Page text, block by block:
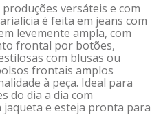
versáteis e com
é feita em jeans com
levemente ampla, com
frontal por botões,
com blusas ou
frontais amplos
à peça. Ideal para
do dia a dia com
e esteja pronta para